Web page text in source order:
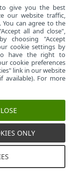
Cookie-szabályzat
give you the best
our website traffic,
You can agree to the
all and close",
choosing "Accept
cookie settings by
have the right to
cookie preferences
link in our website
For more
ONLY